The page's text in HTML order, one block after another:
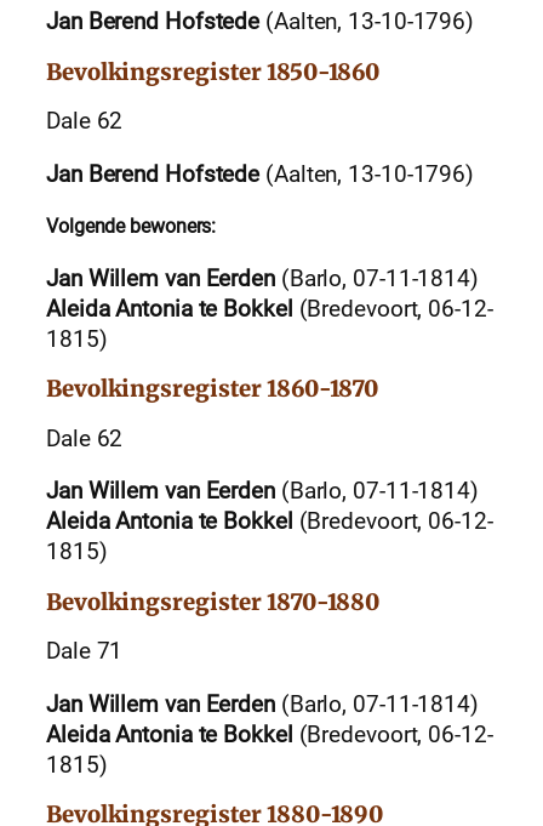
Jan Berend Hofstede(Aalten, 13-10-1796)
Bevolkingsregister 1850-1860
Dale 62
Jan Berend Hofstede(Aalten, 13-10-1796)
Volgende bewoners:
Jan Willem van Eerden(Barlo, 07-11-1814)
Aleida Antonia te Bokkel (Bredevoort, 06-12-
1815)
Bevolkingsregister 1860-1870
Dale 62
Jan Willem van Eerden(Barlo, 07-11-1814)
Aleida Antonia te Bokkel (Bredevoort, 06-12-
1815)
Bevolkingsregister 1870-1880
Dale 71
Jan Willem van Eerden(Barlo, 07-11-1814)
Aleida Antonia te Bokkel (Bredevoort, 06-12-
1815)
Bevolkingsregister 1880-1890